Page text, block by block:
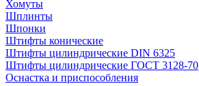
Хомуты
Шплинты
Шпонки
Штифты конические
Штифты цилиндрические DIN 6325
Штифты цилиндрические ГОСТ 3128-70
Оснастка и приспособления